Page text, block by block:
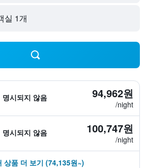
실 1개
명시되지 않음 94,962원
/night
명시되지 않음 100,747원
/night
상품 더 보기 (74,135원~)